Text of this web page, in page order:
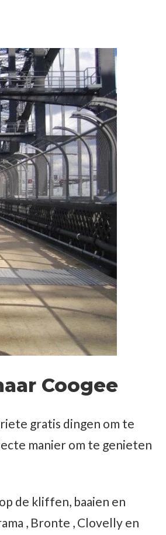
Coogee
gratis dingen om te
manier om te genieten
de kliffen, baaien en
, Bronte , Clovelly en